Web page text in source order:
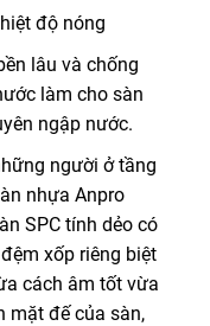
độ nóng
lâu và chống
làm cho sàn
ngập nước.
người ở tầng
nhựa Anpro
SPC tính dẻo có
xốp riêng biệt
cách âm tốt vừa
mặt đế của sàn,